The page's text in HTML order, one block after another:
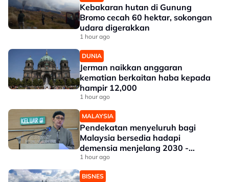
Kebakaran hutan di Gunung
Bromo cecah 60 hektar, sokongan
udara digerakkan
1 hour ago
DUNIA
Jerman naikkan anggaran
kematian berkaitan haba kepada
hampir 12,000
1 hour ago
MALAYSIA
Pendekatan menyeluruh bagi
Malaysia bersedia hadapi
demensia menjelang 2030 -
Hanifah
1 hour ago
BISNES